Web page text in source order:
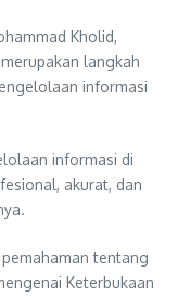
Kholid,
langkah
informasi
informasi di
akurat, dan
tentang
Keterbukaan